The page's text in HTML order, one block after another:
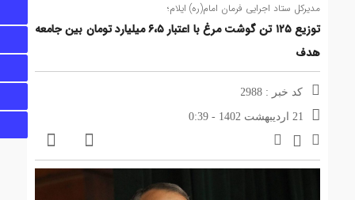
مدیرکل ستاد اجرایی فرمان امام(ره) ایلام؛
توزیع ۱۲۵ تن گوشت مرغ با اعتبار ۶،۵ میلیارد تومان بین جامعه
هدف
کد خبر : 2988
21 اردیبهشت 1402 - 0:39